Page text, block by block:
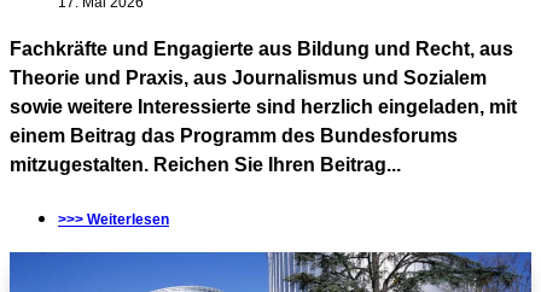
Fachkräfte und Engagierte aus Bildung und Recht, aus
Theorie und Praxis, aus Journalismus und Sozialem
sowie weitere Interessierte sind herzlich eingeladen, mit
einem Beitrag das Programm des Bundesforums
mitzugestalten. Reichen Sie Ihren Beitrag...
>>> Weiterlesen